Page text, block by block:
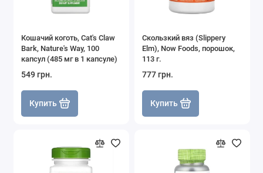
Кошачий коготь, Cat's Claw
Bark, Nature's Way, 100
капсул (485 мг в 1 капсуле)
549 грн.
Купить
Скользкий вяз (Slippery
Elm), Now Foods, порошок,
113 г.
777 грн.
Купить